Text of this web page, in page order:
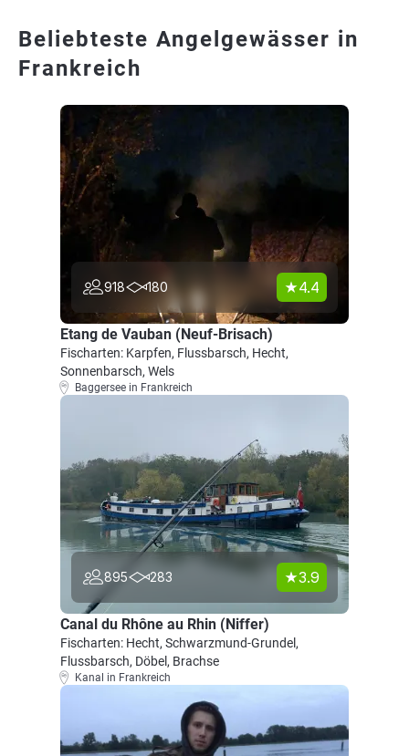
Beliebteste Angelgewässer in
Frankreich
918 180 4.4
Etang de Vauban (Neuf-Brisach)
Fischarten: Karpfen, Flussbarsch, Hecht,
Sonnenbarsch, Wels
Baggersee in Frankreich
895 283 3.9
Canal du Rhône au Rhin (Niffer)
Fischarten: Hecht, Schwarzmund-Grundel,
Flussbarsch, Döbel, Brachse
Kanal in Frankreich